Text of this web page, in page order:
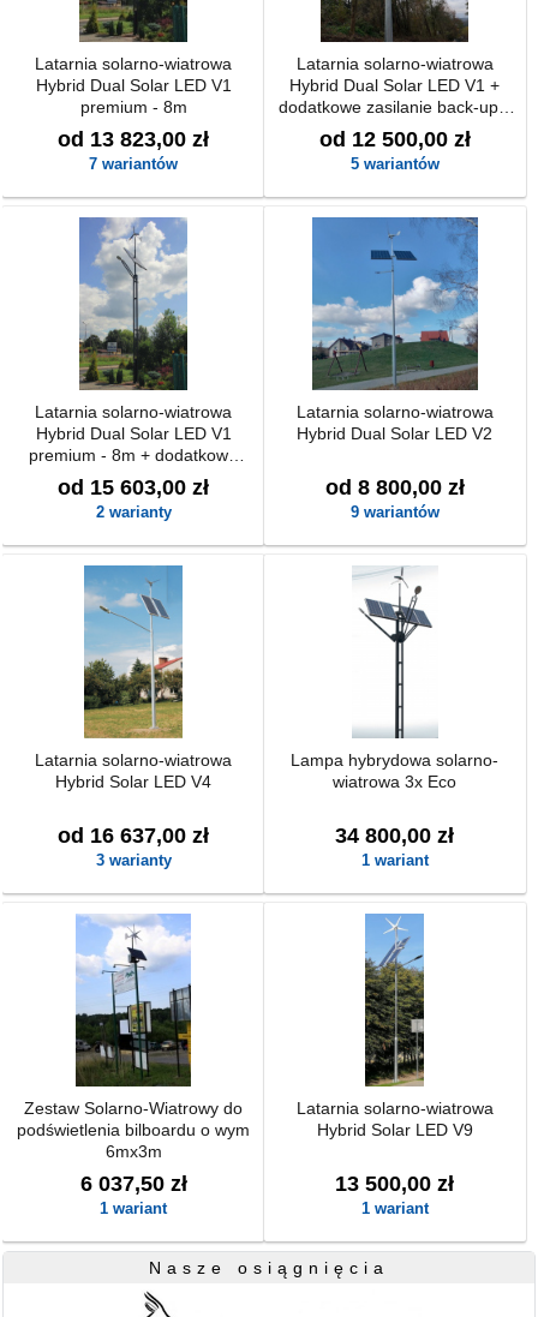
Latarnia solarno-wiatrowa
Hybrid Dual Solar LED V1
premium - 8m
od 13 823,00 zł
7 wariantów
Latarnia solarno-wiatrowa
Hybrid Dual Solar LED V1 +
dodatkowe zasilanie back-up z
możliwością podłączenia do
230V
od 12 500,00 zł
5 wariantów
Latarnia solarno-wiatrowa
Hybrid Dual Solar LED V1
premium - 8m + dodatkowe
zasilanie back-up z możliwością
podłączenia do 230V
od 15 603,00 zł
2 warianty
Latarnia solarno-wiatrowa
Hybrid Dual Solar LED V2
od 8 800,00 zł
9 wariantów
Latarnia solarno-wiatrowa
Hybrid Solar LED V4
od 16 637,00 zł
3 warianty
Lampa hybrydowa solarno-
wiatrowa 3x Eco
34 800,00 zł
1 wariant
Zestaw Solarno-Wiatrowy do
podświetlenia bilboardu o wym
6mx3m
6 037,50 zł
1 wariant
Latarnia solarno-wiatrowa
Hybrid Solar LED V9
13 500,00 zł
1 wariant
Nasze osiągnięcia